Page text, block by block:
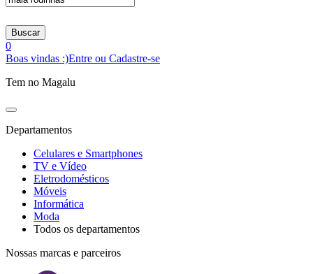
Buscar
0
Boas vindas :)Entre ou Cadastre-se
Tem no Magalu
Departamentos
Celulares e Smartphones
TV e Vídeo
Eletrodomésticos
Móveis
Informática
Moda
Todos os departamentos
Nossas marcas e parceiros